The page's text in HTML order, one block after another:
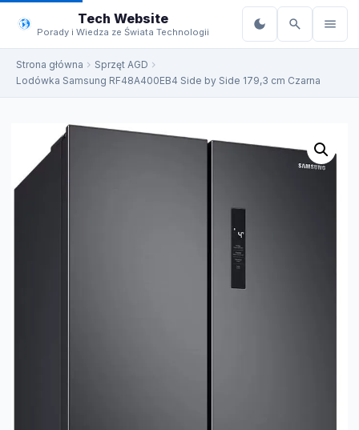
do
treści
Tech Website
Porady i Wiedza ze Świata Technologii
Strona główna
Sprzęt AGD
Lodówka Samsung RF48A400EB4 Side by Side 179,3 cm Czarna